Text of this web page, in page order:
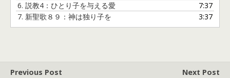
6. 説教4：ひとり子を与える愛
7:37
7. 新聖歌８９：神は独り子を 3:37
Previous Post
Next Post